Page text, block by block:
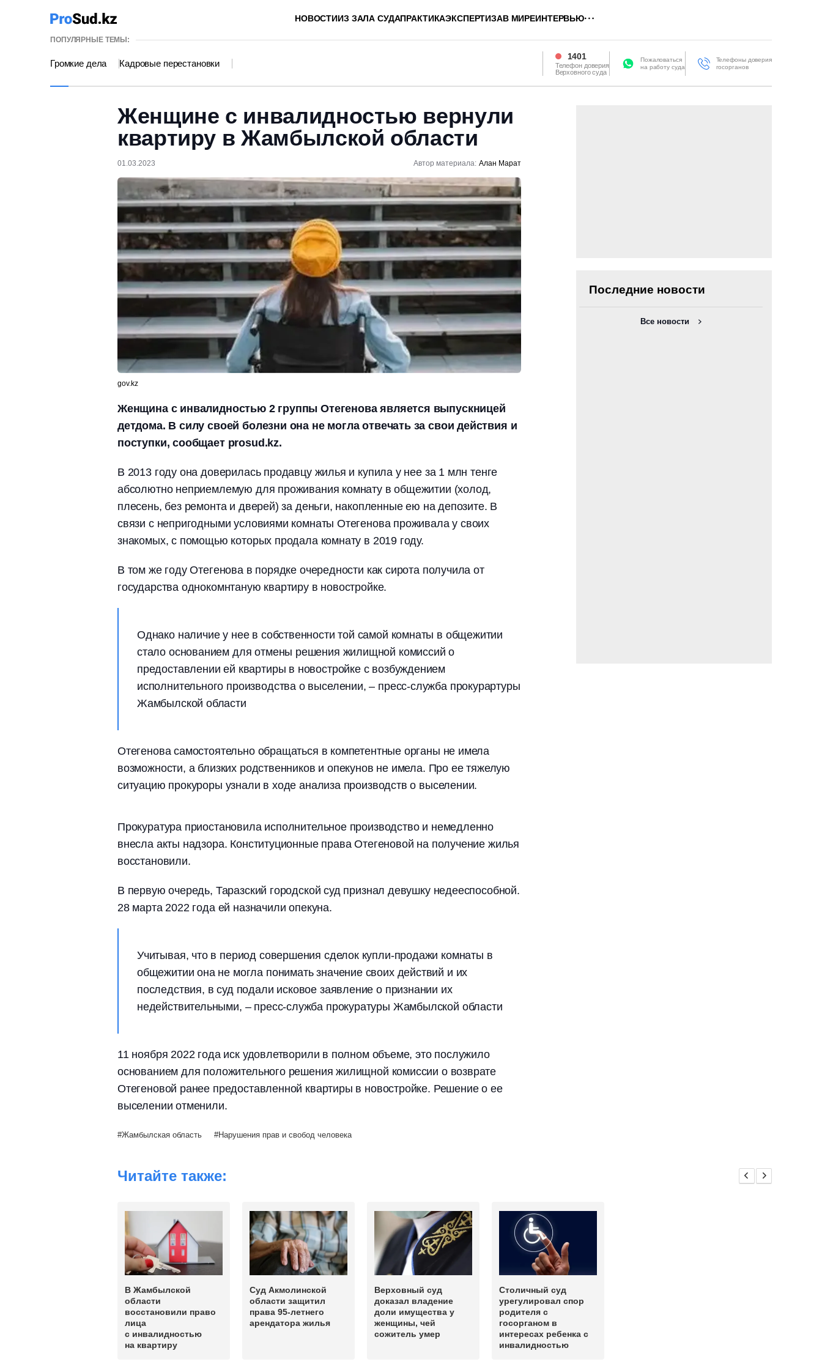
НОВОСТИИЗ ЗАЛА СУДАПРАКТИКАЭКСПЕРТИЗАВ МИРЕИНТЕРВЬЮ
ПОПУЛЯРНЫЕ ТЕМЫ:
Громкие дела Кадровые перестановки
1401
Телефон доверия
Верховного суда
Пожаловаться
на работу суда
Телефоны доверия
госорганов
Женщине с инвалидностью вернули
квартиру в Жамбылской области
01.03.2023 Автор материала: Алан Марат
gov.kz
Женщина с инвалидностью 2 группы Отегенова является выпускницей
детдома. В силу своей болезни она не могла отвечать за свои действия и
поступки, сообщает prosud.kz.
В 2013 году она доверилась продавцу жилья и купила у нее за 1 млн тенге
абсолютно неприемлемую для проживания комнату в общежитии (холод,
плесень, без ремонта и дверей) за деньги, накопленные ею на депозите. В
связи с непригодными условиями комнаты Отегенова проживала у своих
знакомых, с помощью которых продала комнату в 2019 году.
В том же году Отегенова в порядке очередности как сирота получила от
государства однокомнтаную квартиру в новостройке.
Однако наличие у нее в собственности той самой комнаты в общежитии
стало основанием для отмены решения жилищной комиссий о
предоставлении ей квартиры в новостройке с возбуждением
исполнительного производства о выселении, – пресс-служба прокурартуры
Жамбылской области
Отегенова самостоятельно обращаться в компетентные органы не имела
возможности, а близких родственников и опекунов не имела. Про ее тяжелую
ситуацию прокуроры узнали в ходе анализа производств о выселении.
Прокуратура приостановила исполнительное производство и немедленно
внесла акты надзора. Конституционные права Отегеновой на получение жилья
восстановили.
В первую очередь, Таразский городской суд признал девушку недееспособной.
28 марта 2022 года ей назначили опекуна.
Учитывая, что в период совершения сделок купли-продажи комнаты в
общежитии она не могла понимать значение своих действий и их
последствия, в суд подали исковое заявление о признании их
недействительными, – пресс-служба прокуратуры Жамбылской области
11 ноября 2022 года иск удовлетворили в полном объеме, это послужило
основанием для положительного решения жилищной комиссии о возврате
Отегеновой ранее предоставленной квартиры в новостройке. Решение о ее
выселении отменили.
Жамбылская область Нарушения прав и свобод человека
Последние новости
Все новости
Читайте также:
В Жамбылской
области
восстановили право
лица
с инвалидностью
на квартиру
Суд Акмолинской
области защитил
права 95-летнего
арендатора жилья
Верховный суд
доказал владение
доли имущества у
женщины, чей
сожитель умер
Столичный суд
урегулировал спор
родителя с
госорганом в
интересах ребенка с
инвалидностью